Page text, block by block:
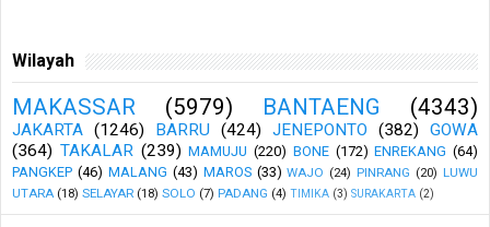
Wilayah
MAKASSAR (5979) BANTAENG (4343)
JAKARTA (1246) BARRU (424) JENEPONTO (382)
GOWA
(364) TAKALAR (239) MAMUJU (220) BONE (172) ENREKANG (64)
PANGKEP (46) MALANG (43) MAROS (33) WAJO (24) PINRANG (20) LUWU
UTARA (18) SELAYAR (18) SOLO (7) PADANG (4) TIMIKA (3) SURAKARTA (2)